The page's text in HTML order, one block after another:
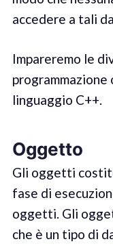
accedere a tali
Impareremo le
linguaggio C++.
Oggetto
Gli oggetti
fase di
oggetti. Gli
che è un tipo di